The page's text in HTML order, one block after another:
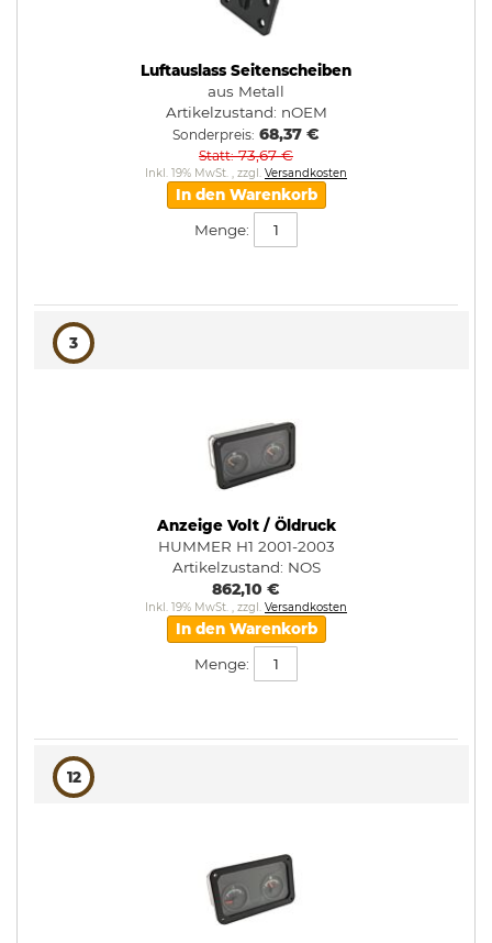
Luftauslass Seitenscheiben
aus Metall
Artikelzustand: nOEM
Sonderpreis 68,37 €
Statt 73,67 €
Inkl. 19% MwSt. , zzgl. Versandkosten
In den Warenkorb
Menge:
3
Anzeige Volt / Öldruck
HUMMER H1 2001-2003
Artikelzustand: NOS
862,10 €
Inkl. 19% MwSt. , zzgl. Versandkosten
In den Warenkorb
Menge:
12